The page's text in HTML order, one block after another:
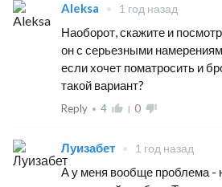
Aleksa • 1 год назад
Наоборот, скажите и
он с серьезными
если хочет поматросить и
такой вариант?
Reply • 4 thumb_up_alt | 0 thumb_down_alt
Луизабет • 1 год назад
А у меня вообще проблема -